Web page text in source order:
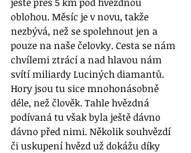
oblohou. Měsíc je v novu, takže
nezbývá, než se spolehnout jen a
pouze na naše čelovky. Cesta se nám
chvílemi ztrácí a nad hlavou nám
svítí miliardy Luciných diamantů.
Hory jsou tu sice mnohonásobně
déle, než člověk. Tahle hvězdná
podívaná tu však byla ještě dávno
dávno před nimi. Několik souhvězdí
či uskupení hvězd už dokážu díky